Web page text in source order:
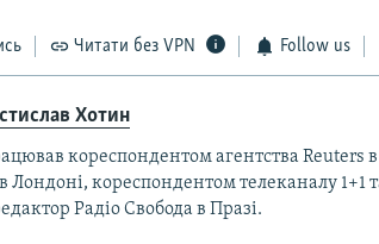
Читати без VPN Follow us
Хотин
кореспондентом агентства Reuters в
Лондоні, кореспондентом телеканалу 1+1
Радіо Свобода в Празі.